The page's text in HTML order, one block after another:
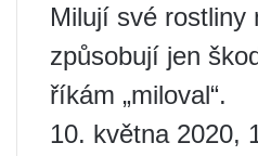
Milují své rostliny
způsobují jen
říkám „miloval“.
10. května 2020,